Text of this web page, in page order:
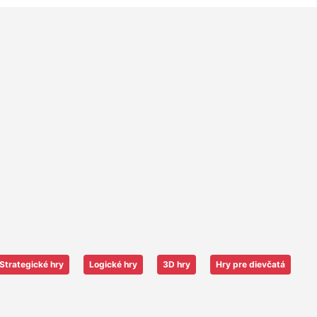
Strategické hry Logické hry 3D hry Hry pre dievčatá